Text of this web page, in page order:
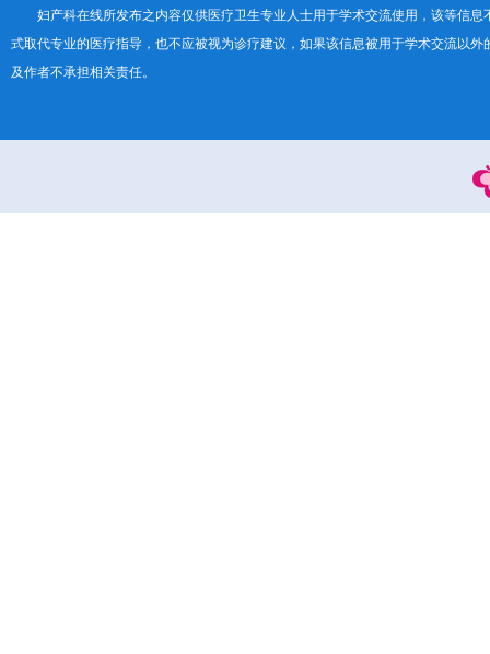
妇产科在线所发布之内容仅供医疗卫生专业人士用于学术交流使用，该等信息
式取代专业的医疗指导，也不应被视为诊疗建议，如果该信息被用于学术交流以外
及作者不承担相关责任。